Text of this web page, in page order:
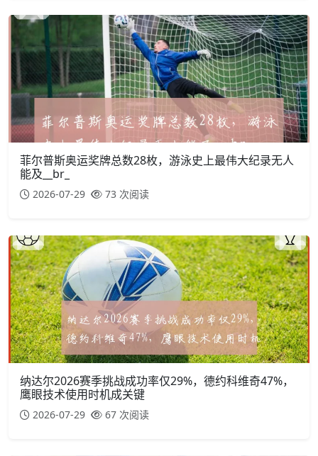
菲尔普斯奥运奖牌总数28枚，游泳史上最伟大纪录无人
能及__br_
2026-07-29 73 次阅读
纳达尔2026赛季挑战成功率仅29%，德约科维奇47%，
鹰眼技术使用时机成关键
2026-07-29 67 次阅读